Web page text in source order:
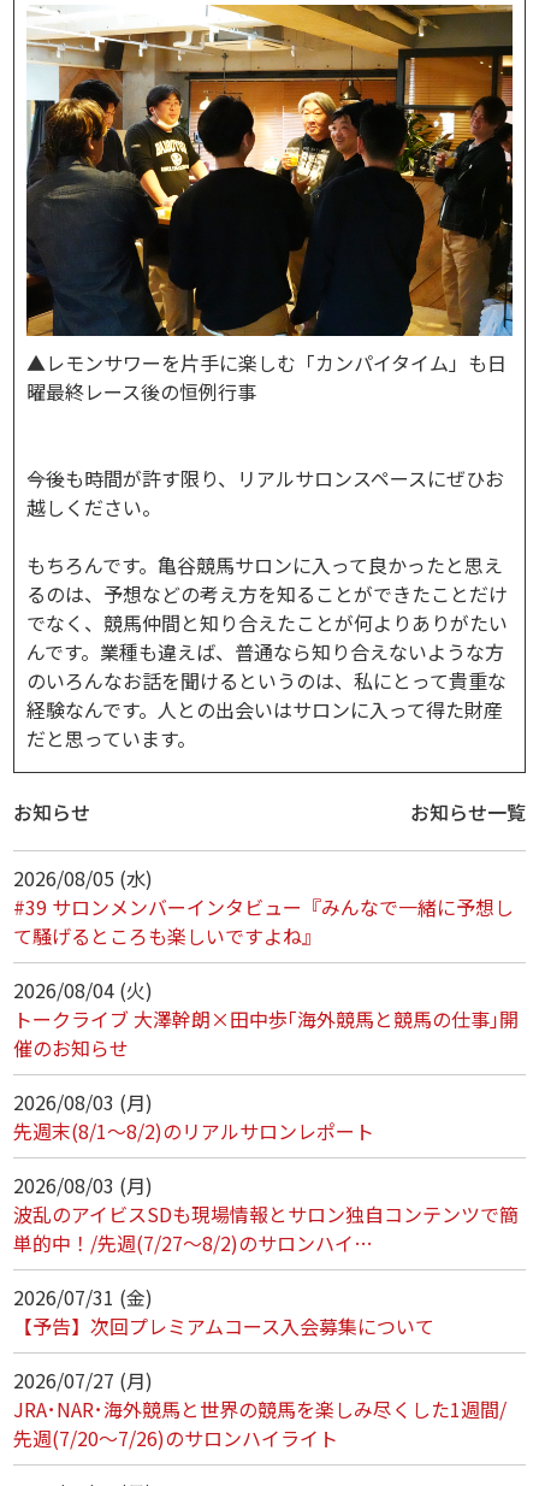
▲レモンサワーを片手に楽しむ「カンパイタイム」も日
曜最終レース後の恒例行事
――今後も時間が許す限り、リアルサロンスペースにぜひお
越しください。
もちろんです。亀谷競馬サロンに入って良かったと思え
るのは、予想などの考え方を知ることができたことだけ
でなく、競馬仲間と知り合えたことが何よりありがたい
んです。業種も違えば、普通なら知り合えないような方
のいろんなお話を聞けるというのは、私にとって貴重な
経験なんです。人との出会いはサロンに入って得た財産
だと思っています。
お知らせ お知らせ一覧
2026/08/05 (水)
#39 サロンメンバーインタビュー『みんなで一緒に予想し
て騒げるところも楽しいですよね』
2026/08/04 (火)
トークライブ 大澤幹朗×田中歩｢海外競馬と競馬の仕事｣開
催のお知らせ
2026/08/03 (月)
先週末(8/1～8/2)のリアルサロンレポート
2026/08/03 (月)
波乱のアイビスSDも現場情報とサロン独自コンテンツで簡
単的中！/先週(7/27～8/2)のサロンハイ…
2026/07/31 (金)
【予告】次回プレミアムコース入会募集について
2026/07/27 (月)
JRA･NAR･海外競馬と世界の競馬を楽しみ尽くした1週間/
先週(7/20～7/26)のサロンハイライト